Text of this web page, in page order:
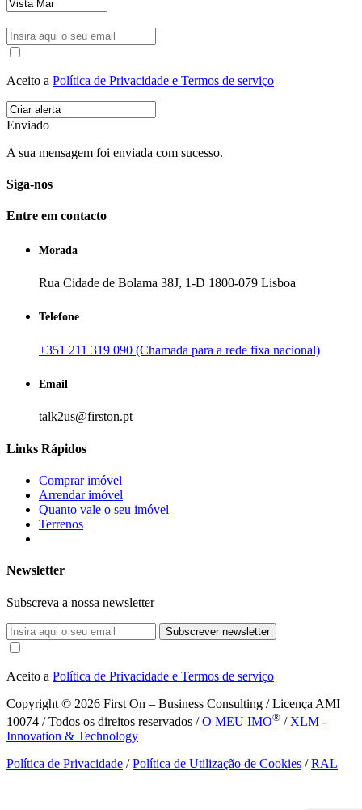
Aceito a Política de Privacidade e Termos de serviço
Enviado
A sua mensagem foi enviada com sucesso.
Siga-nos
Entre em contacto
Morada
Rua Cidade de Bolama 38J, 1-D 1800-079 Lisboa
Telefone
+351 211 319 090 (Chamada para a rede fixa nacional)
Email
talk2us@firston.pt
Links Rápidos
Comprar imóvel
Arrendar imóvel
Quanto vale o seu imóvel
Terrenos
Newsletter
Subscreva a nossa newsletter
Subscrever newsletter
Aceito a Política de Privacidade e Termos de serviço
Copyright © 2026 First On – Business Consulting / Licença AMI
10074 / Todos os direitos reservados /O MEU IMO® / XLM -
Innovation & Technology
Política de Privacidade /Política de Utilização de Cookies /RAL